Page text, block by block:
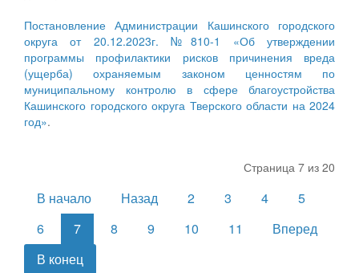
Постановление Администрации Кашинского городского
округа от 20.12.2023г. №810-1 «Об утверждении
программы профилактики рисков причинения вреда
(ущерба) охраняемым законом ценностям по
муниципальному контролю в сфере благоустройства
Кашинского городского округа Тверского области на 2024
год».
Страница 7 из 20
В начало Назад 2 3 4
5
6
7 8 9 10 11
Вперед
В конец